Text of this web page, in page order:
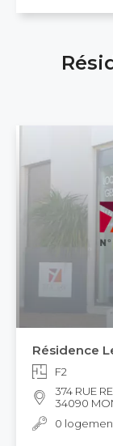
Résidence
F2
374 RUE
34090
0